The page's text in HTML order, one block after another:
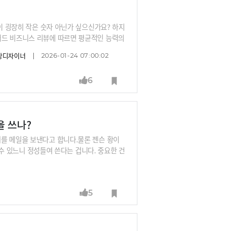
장히 작은 숫자 아닌가 싶으신가요? 하지
비즈니스 리뷰에 따르면 평균적인 능력의
라고 설명합니다. 글로벌 기업들과 한정
디자이너 2026-01-24 07:00:02
6
쓰나?
메일을 보낸다고 합니다.물론 젠슨 황이
있느니 정성들여 쓴다는 겁니다. 중요한 건
5